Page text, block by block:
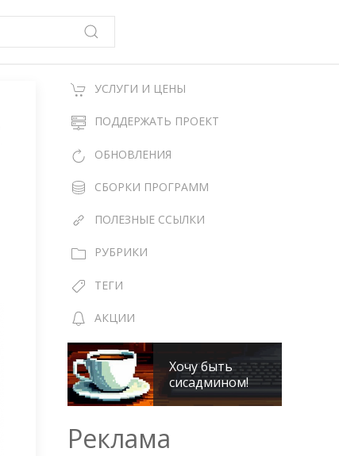
УСЛУГИ И ЦЕНЫ
ПОДДЕРЖАТЬ ПРОЕКТ
ОБНОВЛЕНИЯ
СБОРКИ ПРОГРАММ
ПОЛЕЗНЫЕ ССЫЛКИ
РУБРИКИ
ТЕГИ
АКЦИИ
Хочу быть
сисадмином!
Реклама